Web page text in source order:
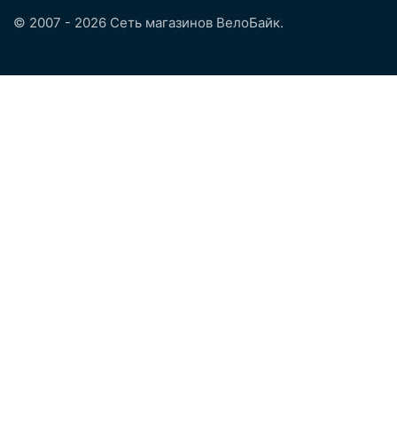
© 2007 - 2026 Сеть магазинов ВелоБайк.